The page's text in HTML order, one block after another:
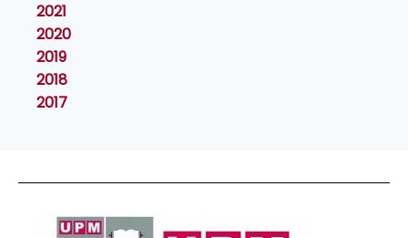
2021
2020
2019
2018
2017